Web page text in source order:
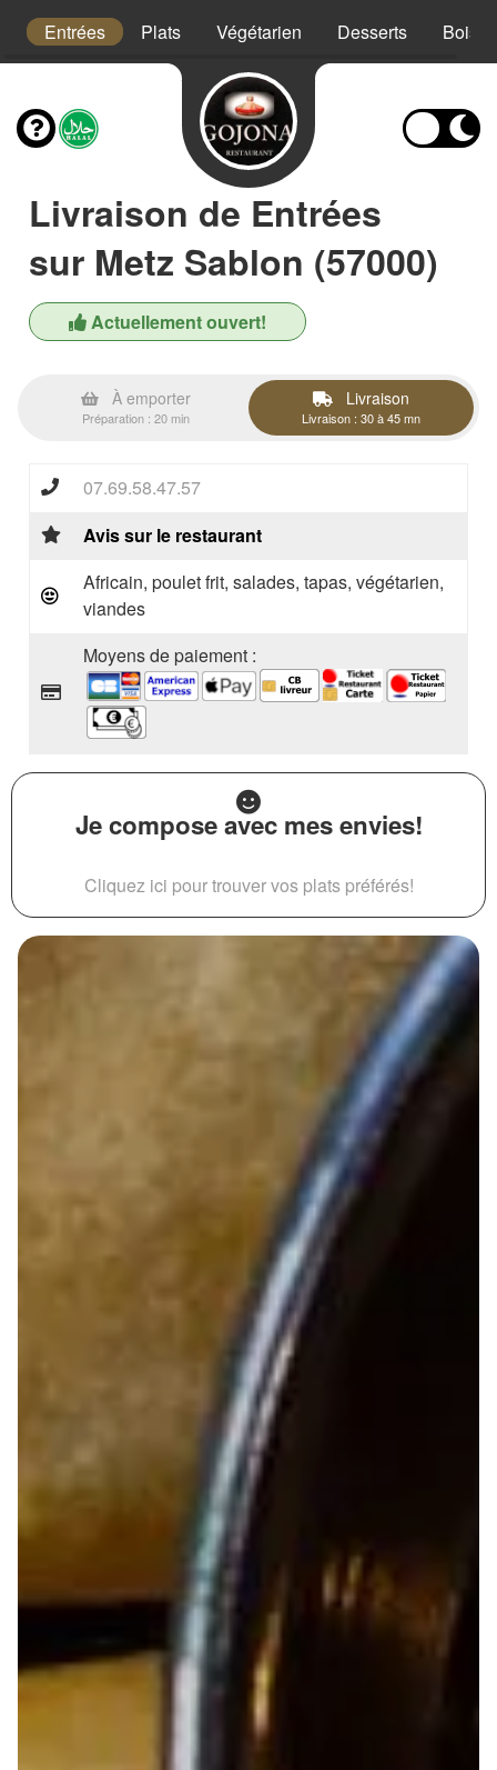
Entrées Plats Végétarien Desserts
Livraison de Entrées
sur Metz Sablon (57000)
Actuellement ouvert!
À emporter
Préparation : 20 min
Livraison
Livraison : 30 à 45 mn
07.69.58.47.57
Avis sur le restaurant
Africain, poulet frit, salades, tapas, végétarien,
viandes
Moyens de paiement :
Je compose avec mes envies!
Cliquez ici pour trouver vos plats préférés!